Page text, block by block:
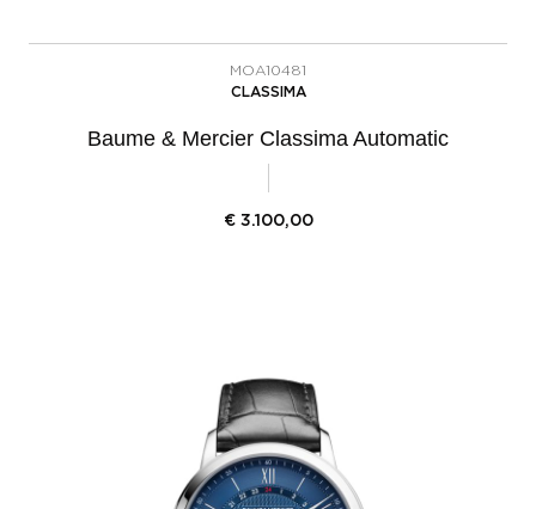
MOA10481
CLASSIMA
Baume & Mercier Classima Automatic
€ 3.100,00